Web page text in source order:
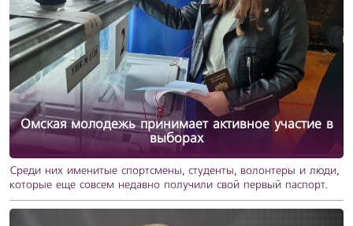
Омская молодежь принимает активное участие в
выборах
Среди них именитые спортсмены, студенты, волонтеры и люди,
которые еще совсем недавно получили свой первый паспорт.